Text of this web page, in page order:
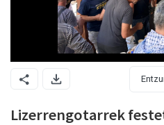
Lizerrengotarrek